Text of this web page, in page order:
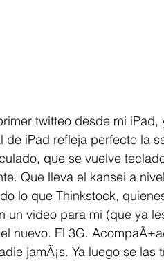
twitteo desde mi
de iPad refleja perfecto la
que se vuelve
Que lleva el kansei a
lo que Thinkstock,
un video para mi (que ya
nuevo. El 3G.
jamÃ¡s. Ya luego se